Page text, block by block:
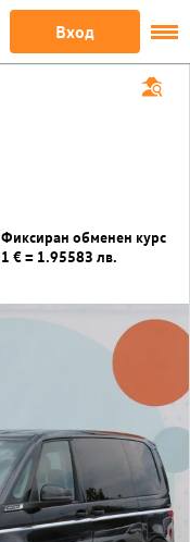
Вход
Фиксиран обменен курс
1 € = 1.95583 лв.